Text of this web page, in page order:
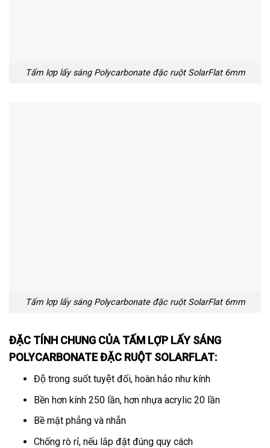
Tấm lợp lấy sáng Polycarbonate đặc ruột SolarFlat 6mm
Tấm lợp lấy sáng Polycarbonate đặc ruột SolarFlat 6mm
ĐẶC TÍNH CHUNG CỦA TẤM LỢP LẤY SÁNG
POLYCARBONATE ĐẶC RUỘT SOLARFLAT:
Độ trong suốt tuyệt đối, hoàn hảo như kính
Bền hơn kính 250 lần, hơn nhựa acrylic 20 lần
Bề mặt phẳng và nhẵn
Chống rò rỉ, nếu lắp đặt đúng quy cách